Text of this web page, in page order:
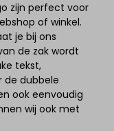
zijn perfect voor
of winkel.
je bij ons
de zak wordt
tekst,
de dubbele
ook eenvoudig
wij ook met